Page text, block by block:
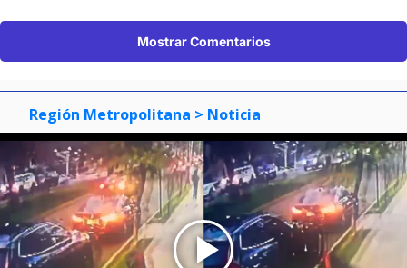
Mostrar Comentarios
Región Metropolitana > Noticia